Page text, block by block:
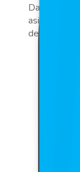
Datos en
asistencia
decisiones.